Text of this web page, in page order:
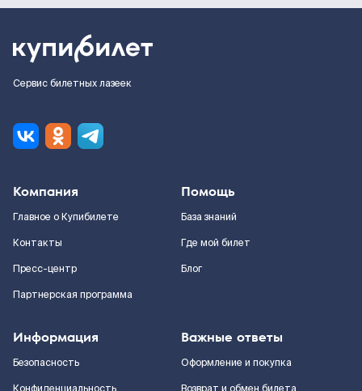
Сервис билетных лазеек
Компания
Главное о Купибилете
Контакты
Пресс-центр
Партнерская программа
Помощь
База знаний
Где мой билет
Блог
Информация
Безопасность
Важные ответы
Оформление и покупка